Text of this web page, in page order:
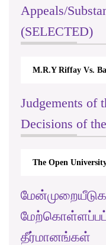
Appeals/
(SELECTED)
M.R.Y Riffay Vs.
Judgements of
Decisions of
The Open
தீர்மானங்கள்